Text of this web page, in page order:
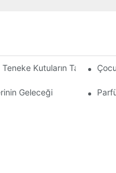
Kutuların Tasarımı
Geleceği